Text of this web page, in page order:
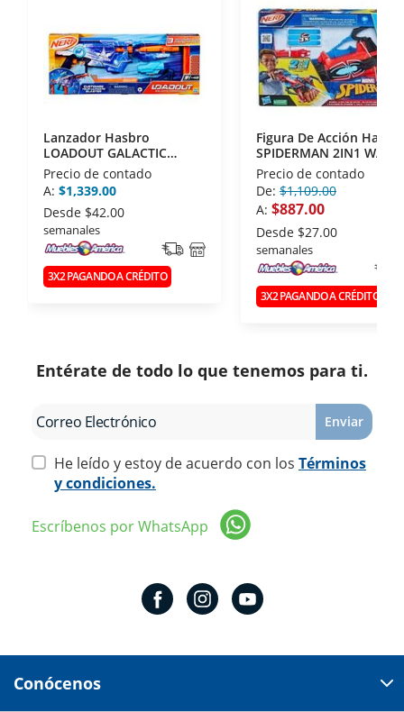
- Nos encontramos en la lista de socios Activos de
la Asociación de Internet.MX.
Lanzador Hasbro
LOADOUT GALACTIC
COMMANDER G1580
Precio de contado
A: $1,339.00
Desde $42.00
semanales
3X2 PAGANDO A CRÉDITO
Figura De Acción
SPIDERMAN 2IN1
WEBS BLASTER F7852
Precio de contado
De: $1,109.00
A: $887.00
Desde $27.00
semanales
3X2 PAGANDO A CRÉDITO
Entérate de todo lo que tenemos para ti.
Enviar
He leído y estoy de acuerdo con los Términos
y condiciones.
Escríbenos por WhatsApp
Conócenos